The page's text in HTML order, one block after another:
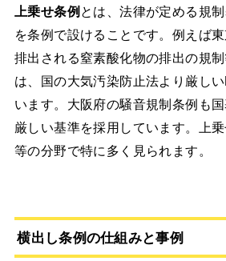
上乗せ条例とは、法律が定める規
を条例で設けることです。例えば
排出される窒素酸化物の排出の規制
は、国の大気汚染防止法より厳し
います。大阪府の騒音規制条例も
厳しい基準を採用しています。上
等の分野で特に多く見られます。
横出し条例の仕組みと事例